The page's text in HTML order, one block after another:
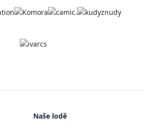
Naše lodě